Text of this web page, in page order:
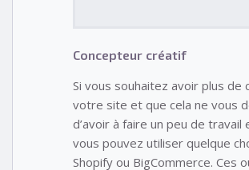
Concepteur créatif
Si vous souhaitez avoir plus de
votre site et que cela ne vous
d’avoir à faire un peu de travail
vous pouvez utiliser quelque
Shopify ou BigCommerce. Ces